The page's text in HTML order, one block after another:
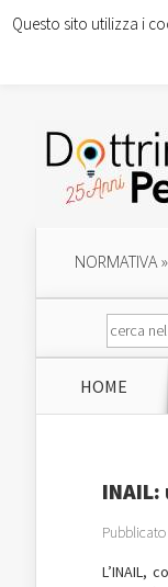
NORMATIVA»
HOME
L’INAIL,
Questo sito utilizza i